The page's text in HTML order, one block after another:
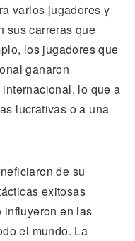
varios jugadores y
sus carreras que
los jugadores que
ganaron
lo que a
lucrativas o a una
de su
exitosas
influyeron en las
el mundo. La